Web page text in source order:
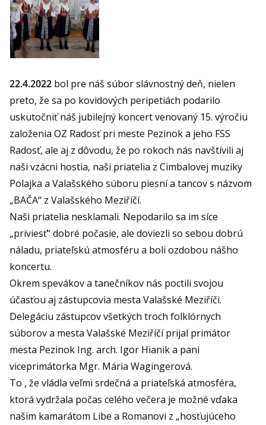
22.4.2022 bol pre náš súbor slávnostný deň, nielen
preto, že sa po kovidových peripetiách podarilo
uskutočniť náš jubilejný koncert venovaný 15. výročiu
založenia OZ Radosť pri meste Pezinok a jeho FSS
Radosť, ale aj z dôvodu, že po rokoch nás navštívili aj
naši vzácni hostia, naši priatelia z Cimbalovej muziky
Polajka a Valašského súboru piesní a tancov s názvom
„BAČA“ z Valašského Meziříčí.
Naši priatelia nesklamali. Nepodarilo sa im síce
„priviesť“ dobré počasie, ale doviezli so sebou dobrú
náladu, priateľskú atmosféru a boli ozdobou nášho
koncertu.
Okrem spevákov a tanečníkov nás poctili svojou
účasťou aj zástupcovia mesta Valašské Meziříči.
Delegáciu zástupcov všetkých troch folklórnych
súborov a mesta Valašské Meziříčí prijal primátor
mesta Pezinok Ing. arch. Igor Hianik a pani
viceprimátorka Mgr. Mária Wagingerová.
To , že vládla veľmi srdečná a priateľská atmosféra,
ktorá vydržala počas celého večera je možné vďaka
našim kamarátom Libe a Romanovi z „hosťujúceho